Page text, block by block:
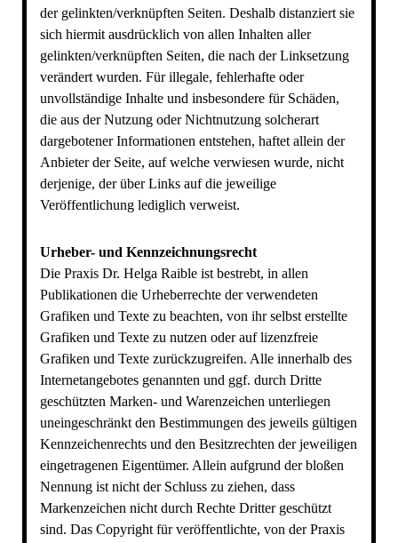
der gelinkten/verknüpften Seiten. Deshalb distanziert sie
sich hiermit ausdrücklich von allen Inhalten aller
gelinkten/verknüpften Seiten, die nach der Linksetzung
verändert wurden. Für illegale, fehlerhafte oder
unvollständige Inhalte und insbesondere für Schäden,
die aus der Nutzung oder Nichtnutzung solcherart
dargebotener Informationen entstehen, haftet allein der
Anbieter der Seite, auf welche verwiesen wurde, nicht
derjenige, der über Links auf die jeweilige
Veröffentlichung lediglich verweist.
Urheber- und Kennzeichnungsrecht
Die Praxis Dr. Helga Raible ist bestrebt, in allen
Publikationen die Urheberrechte der verwendeten
Grafiken und Texte zu beachten, von ihr selbst erstellte
Grafiken und Texte zu nutzen oder auf lizenzfreie
Grafiken und Texte zurückzugreifen. Alle innerhalb des
Internetangebotes genannten und ggf. durch Dritte
geschützten Marken- und Warenzeichen unterliegen
uneingeschränkt den Bestimmungen des jeweils gültigen
Kennzeichenrechts und den Besitzrechten der jeweiligen
eingetragenen Eigentümer. Allein aufgrund der bloßen
Nennung ist nicht der Schluss zu ziehen, dass
Markenzeichen nicht durch Rechte Dritter geschützt
sind. Das Copyright für veröffentlichte, von der Praxis